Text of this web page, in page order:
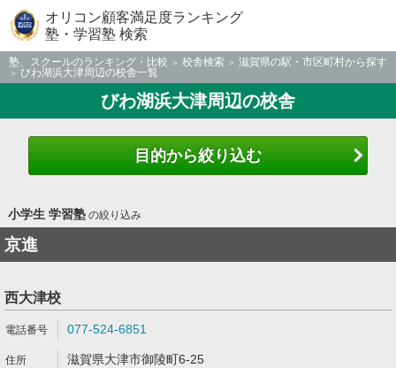
オリコン顧客満足度ランキング
塾・学習塾 検索
塾、スクールのランキング・比較 校舎検索
滋賀県の駅・市区町村から探す
びわ湖浜大津周辺の校舎一覧
びわ湖浜大津周辺の校舎
目的から絞り込む
小学生 学習塾の絞り込み
京進
西大津校
077-524-6851
滋賀県大津市御陵町6-25